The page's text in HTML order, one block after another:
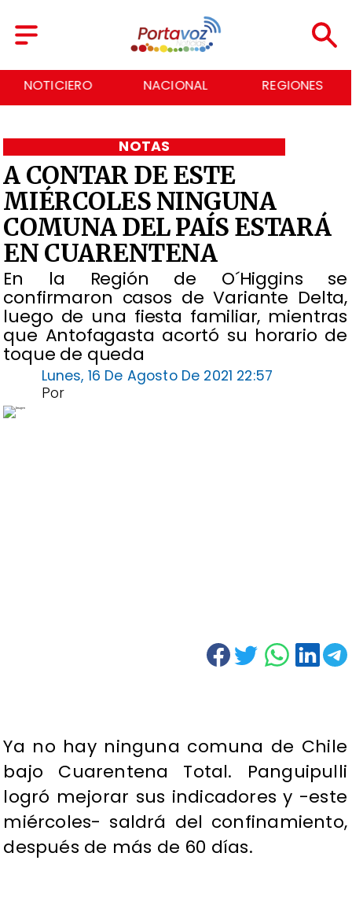
NOTICIERO NACIONAL REGIONES
A CONTAR DE ESTE
MIÉRCOLES NINGUNA
COMUNA DEL PAÍS ESTARÁ
EN CUARENTENA
En la Región de O´Higgins se
confirmaron casos de Variante Delta,
luego de una fiesta familiar, mientras
que Antofagasta acortó su horario de
toque de queda
NOTAS
Lunes, 16 De Agosto De 2021 22:57
Por
Ya no hay ninguna comuna de Chile
bajo Cuarentena Total. Panguipulli
logró mejorar sus indicadores y -este
miércoles- saldrá del confinamiento,
después de más de 60 días.